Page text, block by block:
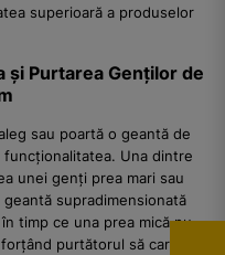
superioară a produselor
și Purtarea Genților de
sau poartă o geantă de
Una dintre
unei genți prea mari sau
supradimensionată
timp ce una prea mică nu
purtătorul să care